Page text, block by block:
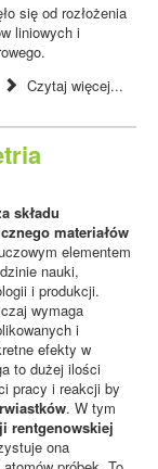
się od rozłożenia
liniowych i
Czytaj więcej...
składu
materiałów
elementem
nauki,
i produkcji.
wymaga
i
efekty w
to dużej ilości
pracy i reakcji by
. W tym
rentgenowskiej
ona